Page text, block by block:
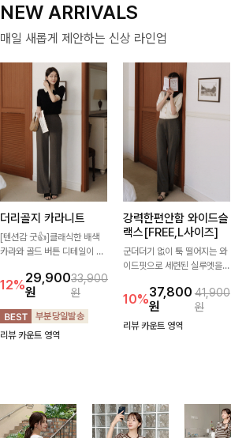
NEW ARRIVALS
매일 새롭게 제안하는 신상 라인업
더리골지 카라니트
[텐션감 굿👍]클래식한 배색
카라와 골드 버튼 디테일이 세
입니다. 세로 골지 짜임이 슬림
한 실루엣을 연출해 단정하면
서도 여성스러운 무드를 완성
해드려요.
12%29,900
원
33,900
원
리뷰 카운트 영역
강력한편안함 와이드슬
랙스[FREE,L사이즈]
군더더기 없이 툭 떨어지는 와
이드핏으로 세련된 실루엣을
끔한 디자인과 롱한 기장감으
로 다리가 길어 보이고 뒷밴딩
으로 편안하기까지-
10%37,800
원
41,900
원
리뷰 카운트 영역